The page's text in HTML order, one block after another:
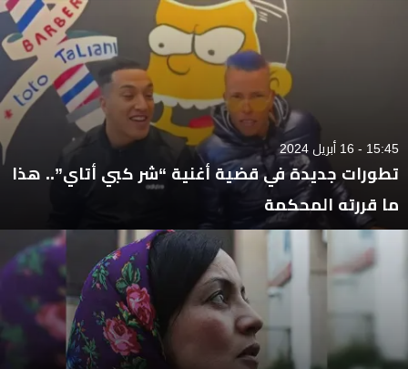
15:45 - 16 أبريل 2024
تطورات جديدة في قضية أغنية “شر كبي أتاي”.. هذا
ما قررته المحكمة